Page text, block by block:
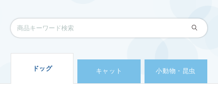
ドッグ キャット 小動物・昆虫